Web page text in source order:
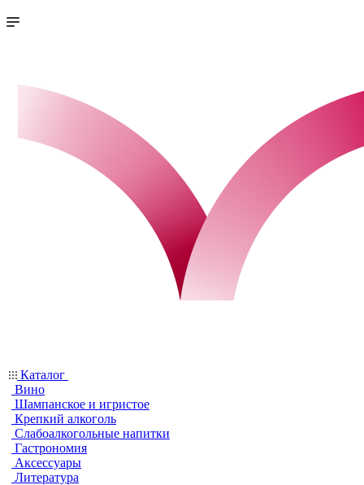
Каталог
Вино
Шампанское и игристое
Крепкий алкоголь
Слабоалкогольные напитки
Гастрономия
Аксессуары
Литература